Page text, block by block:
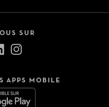
SUR
APPS MOBILE